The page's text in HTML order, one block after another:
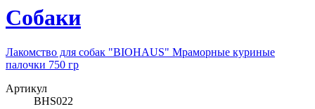
Собаки
Лакомство для собак "BIOHAUS" Мраморные куриные
палочки 750 гр
Артикул
BHS022